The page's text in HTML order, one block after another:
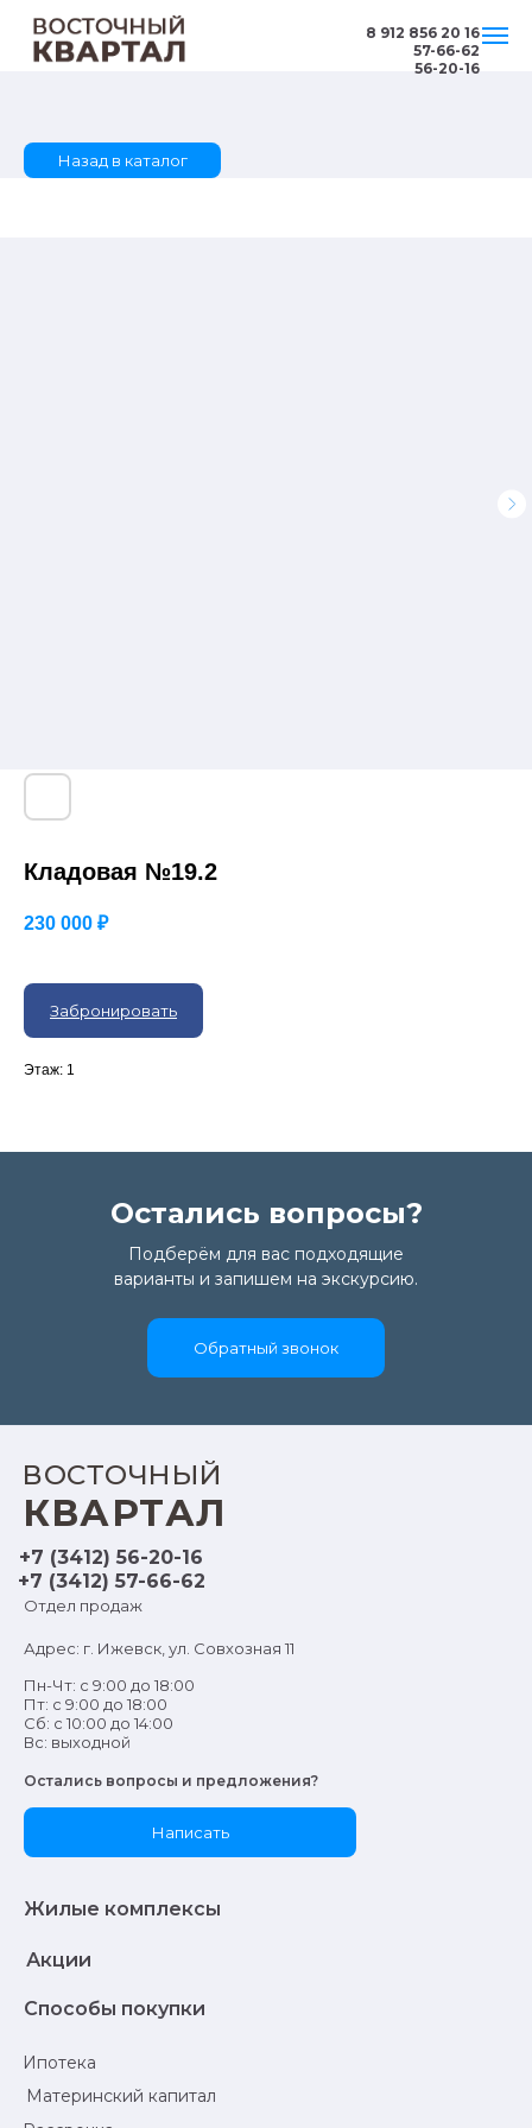
8 912 856 20 16
57-66-62
56-20-16
Назад в каталог
Кладовая №19.2
230 000 ₽
Забронировать
Этаж: 1
Подберём для вас подходящие
варианты и запишем на экскурсию.
Остались вопросы?
Обратный звонок
Жилые комплексы
КВАРТАЛ
ВОСТОЧНЫЙ
Написать
Остались вопросы и предложения?
Пн-Чт: с 9:00 до 18:00
Пт: с 9:00 до 18:00
Сб: с 10:00 до 14:00
Вс: выходной
Акции
Адрес: г. Ижевск, ул. Совхозная 11
Материнский капитал
Ипотека
Способы покупки
+7 (3412) 57-66-62
+7 (3412) 56-20-16
Отдел продаж